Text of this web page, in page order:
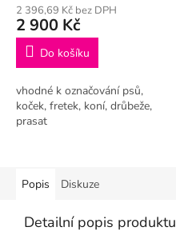
2 396,69 Kč bez DPH
2 900 Kč
Do košíku
vhodné k označování psů,
koček, fretek, koní, drůbeže,
prasat
Popis Diskuze
Detailní popis produktu